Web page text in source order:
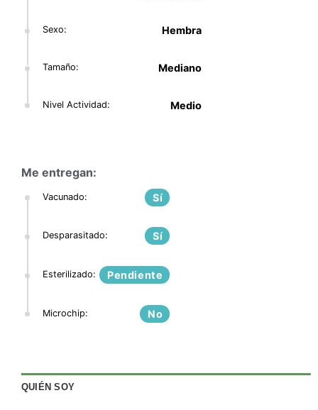
Sexo: Hembra
Tamaño: Mediano
Nivel Actividad: Medio
Me entregan:
Vacunado: Sí
Desparasitado: Sí
Esterilizado: Pendiente
Microchip: No
QUIÉN SOY